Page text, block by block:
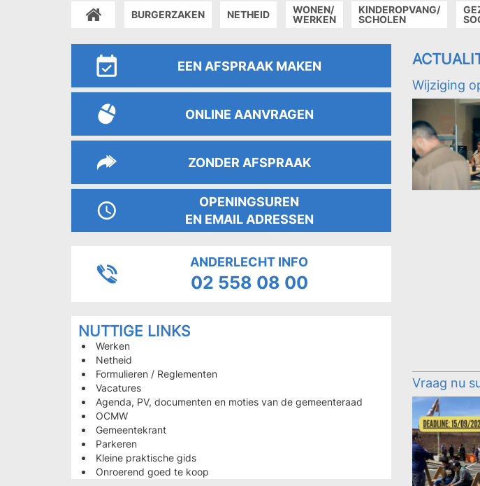
ACCUEILBURGERZAKEN NETHEID
WONEN/
WERKEN
KINDEROPVANG/
SCHOLEN
EEN AFSPRAAK MAKEN
ONLINE AANVRAGEN
ZONDER AFSPRAAK
OPENINGSUREN
EN EMAIL ADRESSEN
ANDERLECHT INFO
02 558 08 00
PAGES
LES
PLUS
CONSULTÉES
HOMEPAGE
NUTTIGE LINKS
Werken
Netheid
Formulieren / Reglementen
Vacatures
Agenda, PV, documenten en moties van de gemeenteraad
OCMW
Gemeentekrant
Parkeren
Kleine praktische gids
Onroerend goed te koop
Wijziging
Vraag nu